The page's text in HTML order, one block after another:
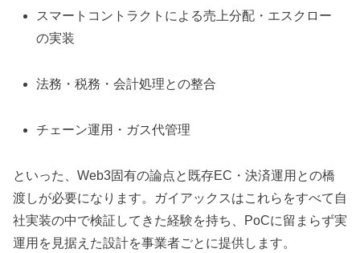
スマートコントラクトによる売上分配・エスクロー
の実装
法務・税務・会計処理との整合
チェーン運用・ガス代管理
といった、Web3固有の論点と既存EC・決済運用との橋
渡しが必要になります。ガイアックスはこれらをすべて自
社実装の中で検証してきた経験を持ち、PoCに留まらず実
運用を見据えた設計を事業者ごとに提供します。